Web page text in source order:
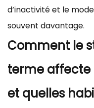
d’inactivité et le
souvent davantage.
Comment le
terme affecte
et quelles